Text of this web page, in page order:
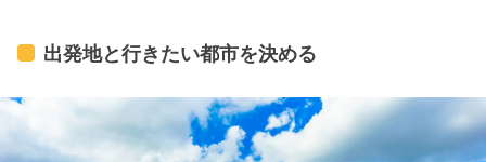
出発地と行きたい都市を決める